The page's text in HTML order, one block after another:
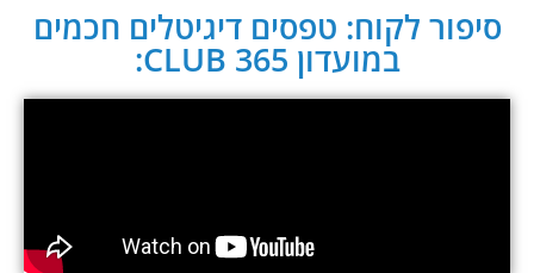
סיפור לקוח: טפסים דיגיטלים חכמים
במועדון CLUB 365: